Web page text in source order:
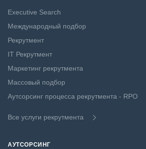
Executive Search
Международный подбор
Рекрутмент
IT Рекрутмент
Маркетинг рекрутмента
Массовый подбор
Аутсорсинг процесса рекрутмента - RPO
Все услуги рекрутмента
АУТСОРСИНГ